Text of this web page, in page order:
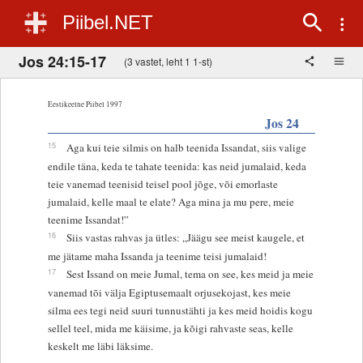
Piibel.NET
Jos 24:15-17 (3 vastet, leht 1 1-st)
Eestikeelne Piibel 1997
Jos 24
15
Aga kui teie silmis on halb teenida Issandat, siis valige
endile täna, keda te tahate teenida: kas neid jumalaid, keda
teie vanemad teenisid teisel pool jõge, või emorlaste
jumalaid, kelle maal te elate? Aga mina ja mu pere, meie
teenime Issandat!”
16
Siis vastas rahvas ja ütles: „Jäägu see meist kaugele, et
me jätame maha Issanda ja teenime teisi jumalaid!
17
Sest Issand on meie Jumal, tema on see, kes meid ja meie
vanemad tõi välja Egiptusemaalt orjusekojast, kes meie
silma ees tegi neid suuri tunnustähti ja kes meid hoidis kogu
sellel teel, mida me käisime, ja kõigi rahvaste seas, kelle
keskelt me läbi läksime.